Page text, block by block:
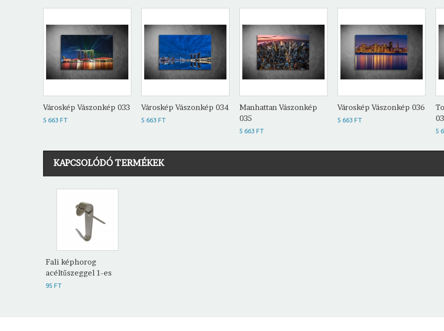
Városkép Vászonkép 033
5 663 FT
Városkép Vászonkép 034
5 663 FT
Manhattan Vászonkép
035
5 663 FT
Városkép Vászonkép 036
5 663 FT
5
KAPCSOLÓDÓ TERMÉKEK
Fali képhorog
acéltűszeggel 1-es
95 FT